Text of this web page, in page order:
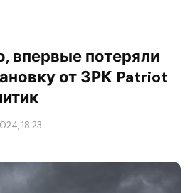
впервые потеряли
от ЗРК Patriot
18:23